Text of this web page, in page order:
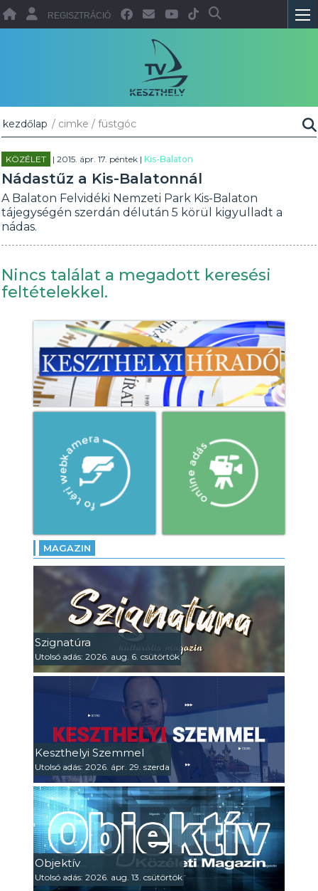
REGISZTRÁCIÓ
kezdőlap / cimke / füstgóc
KÖZÉLET | 2015. ápr. 17. péntek |Kis-Balaton
Nádastűz a Kis-Balatonnál
A Balaton Felvidéki Nemzeti Park Kis-Balaton
tájegységén szerdán délután 5 körül kigyulladt a
nádas.
Nincs találat a megadott keresési
feltételekkel.
MAGAZIN
Szignatúra
Utolsó adás: 2026. aug. 6. csütörtök
Keszthelyi Szemmel
Utolsó adás: 2026. ápr. 29. szerda
Objektív
Utolsó adás: 2026. aug. 13. csütörtök